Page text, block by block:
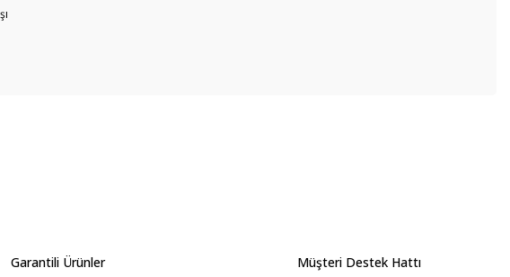
Garantili Ürünler Müşteri Destek Hattı